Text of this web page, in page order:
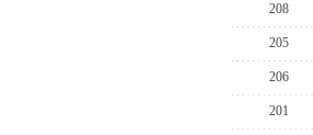
208
205
206
201